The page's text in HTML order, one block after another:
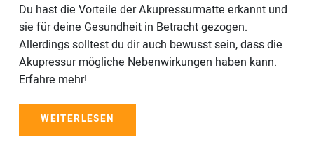
Du hast die Vorteile der Akupressurmatte erkannt und
sie für deine Gesundheit in Betracht gezogen.
Allerdings solltest du dir auch bewusst sein, dass die
Akupressur mögliche Nebenwirkungen haben kann.
Erfahre mehr!
WEITERLESEN